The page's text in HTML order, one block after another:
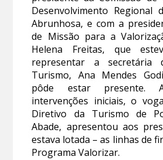
Desenvolvimento Regional
Abrunhosa, e com a
de Missão para a
Helena Freitas, que
representar a secretária
Turismo, Ana Mendes
pôde estar presente.
intervenções iniciais, o
Diretivo da Turismo de
Abade, apresentou aos
estava lotada – as linhas de
Programa Valorizar.